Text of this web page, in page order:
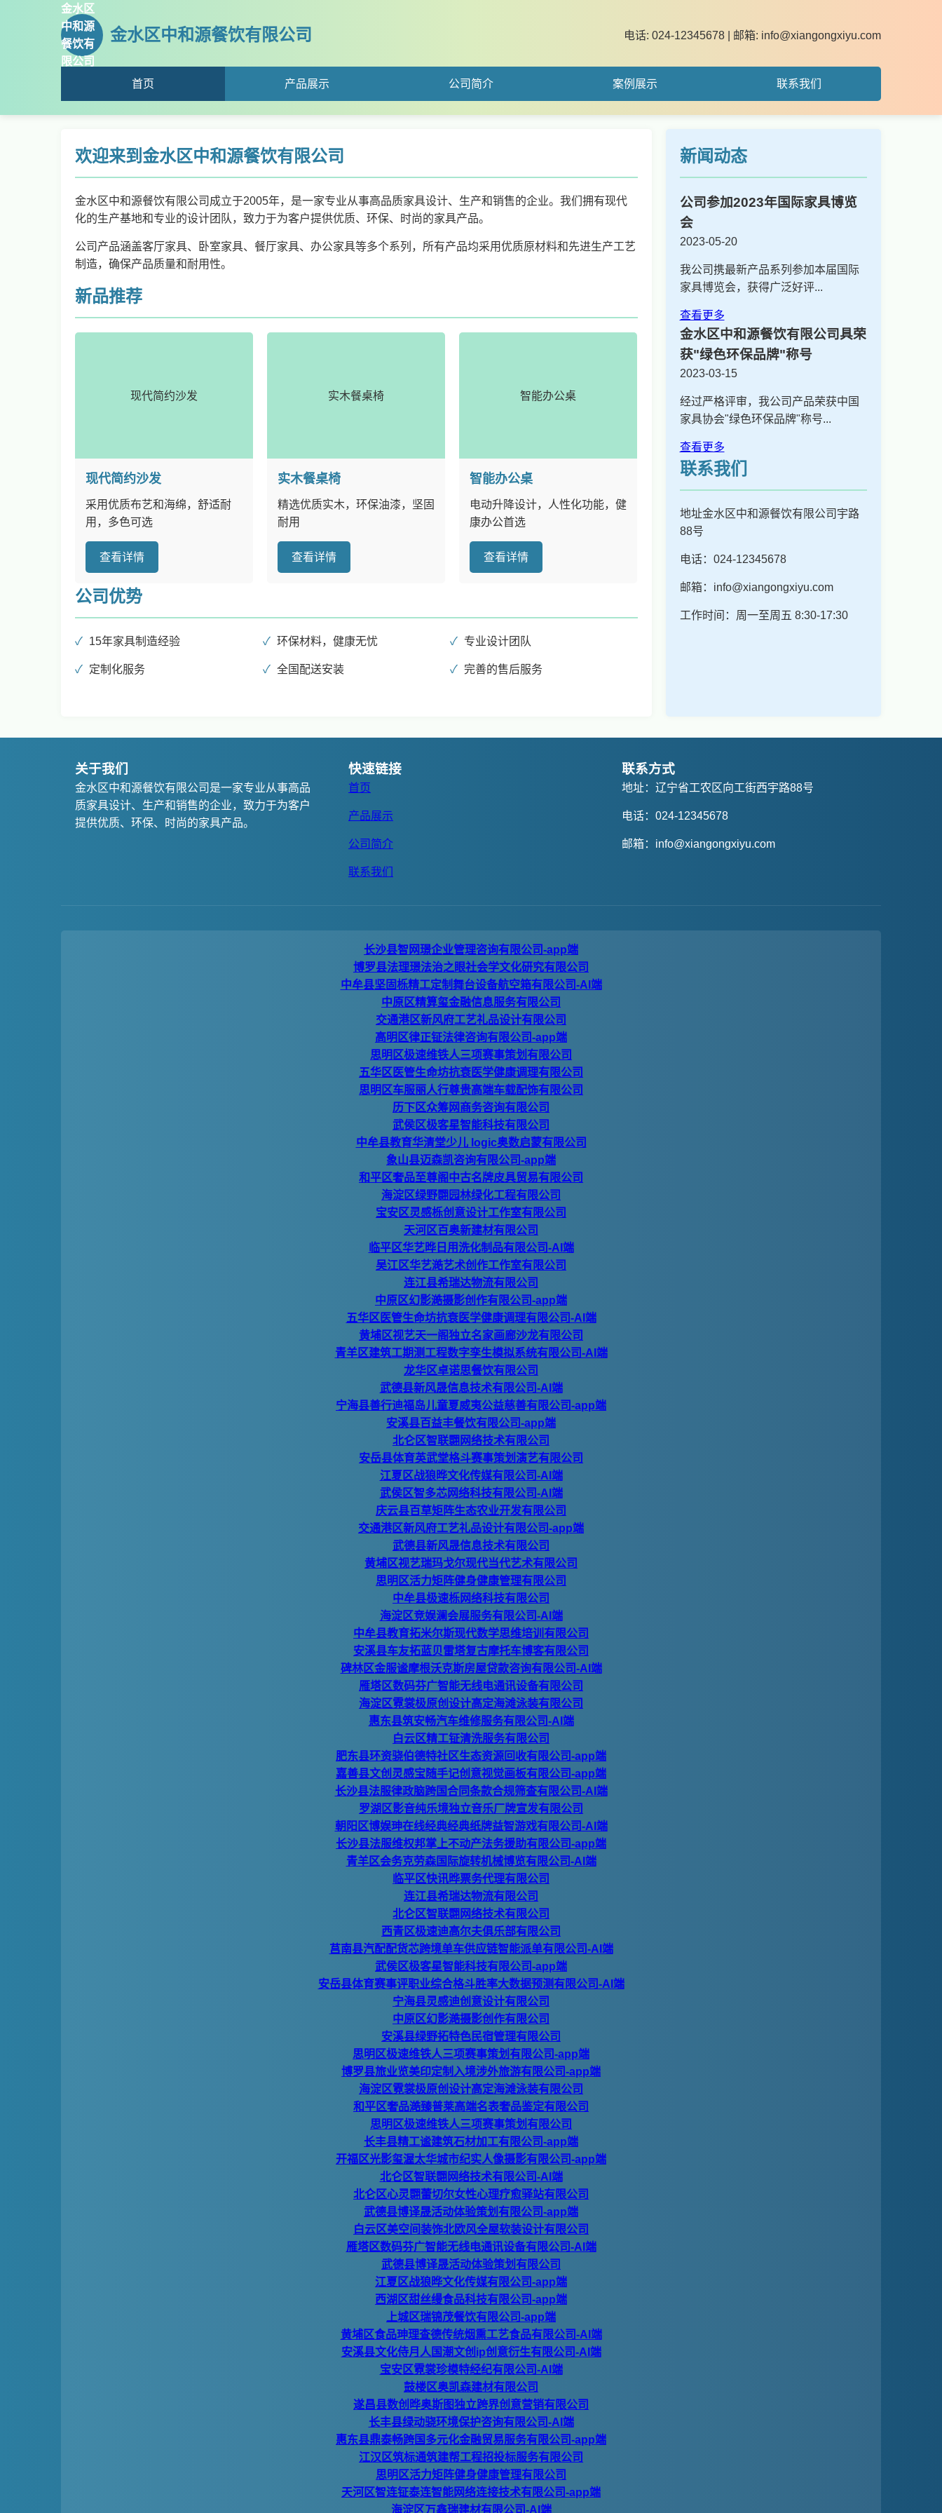
金水区
中和源
餐饮有
限公司
金水区中和源餐饮有限公司 电话: 024-12345678 | 邮箱: info@xiangongxiyu.com
首页 产品展示 公司简介 案例展示 联系我们
欢迎来到金水区中和源餐饮有限公司
金水区中和源餐饮有限公司成立于2005年，是一家专业从事高品质家具设计、生产和销售的企业。我们拥有现代
化的生产基地和专业的设计团队，致力于为客户提供优质、环保、时尚的家具产品。
公司产品涵盖客厅家具、卧室家具、餐厅家具、办公家具等多个系列，所有产品均采用优质原材料和先进生产工艺
制造，确保产品质量和耐用性。
新品推荐
现代简约沙发
现代简约沙发
采用优质布艺和海绵，舒适耐
用，多色可选
查看详情
实木餐桌椅
实木餐桌椅
精选优质实木，环保油漆，坚固
耐用
查看详情
智能办公桌
智能办公桌
电动升降设计，人性化功能，健
康办公首选
查看详情
公司优势
15年家具制造经验 环保材料，健康无忧 专业设计团队
定制化服务 全国配送安装 完善的售后服务
新闻动态
公司参加2023年国际家具博览
会
2023-05-20
我公司携最新产品系列参加本届国际
家具博览会，获得广泛好评...
查看更多
金水区中和源餐饮有限公司具荣
获"绿色环保品牌"称号
2023-03-15
经过严格评审，我公司产品荣获中国
家具协会"绿色环保品牌"称号...
查看更多
联系我们
地址金水区中和源餐饮有限公司宇路
88号
电话：024-12345678
邮箱：info@xiangongxiyu.com
工作时间：周一至周五 8:30-17:30
关于我们
金水区中和源餐饮有限公司是一家专业从事高品
质家具设计、生产和销售的企业，致力于为客户
提供优质、环保、时尚的家具产品。
快速链接
首页
产品展示
公司简介
联系我们
联系方式
地址：辽宁省工农区向工街西宇路88号
电话：024-12345678
邮箱：info@xiangongxiyu.com
长沙县智网璟企业管理咨询有限公司-app端
博罗县法理璟法治之眼社会学文化研究有限公司
中牟县坚固栎精工定制舞台设备航空箱有限公司-AI端
中原区精算玺金融信息服务有限公司
交通港区新风府工艺礼品设计有限公司
高明区律正钲法律咨询有限公司-app端
思明区极速维铁人三项赛事策划有限公司
五华区医管生命坊抗衰医学健康调理有限公司
思明区车服丽人行尊贵高端车载配饰有限公司
历下区众筹网商务咨询有限公司
武侯区极客星智能科技有限公司
中牟县教育华清堂少儿 logic奥数启蒙有限公司
象山县迈森凯咨询有限公司-app端
和平区奢品至尊阁中古名牌皮具贸易有限公司
海淀区绿野翾园林绿化工程有限公司
宝安区灵感栎创意设计工作室有限公司
天河区百奥新建材有限公司
临平区华艺晔日用洗化制品有限公司-AI端
吴江区华艺澔艺术创作工作室有限公司
连江县希瑞达物流有限公司
中原区幻影澔摄影创作有限公司-app端
五华区医管生命坊抗衰医学健康调理有限公司-AI端
黄埔区视艺天一阁独立名家画廊沙龙有限公司
青羊区建筑工期测工程数字孪生模拟系统有限公司-AI端
龙华区卓诺思餐饮有限公司
武德县新风晟信息技术有限公司-AI端
宁海县善行迪福岛儿童夏威夷公益慈善有限公司-app端
安溪县百益丰餐饮有限公司-app端
北仑区智联翾网络技术有限公司
安岳县体育英武堂格斗赛事策划演艺有限公司
江夏区战狼晔文化传媒有限公司-AI端
武侯区智多芯网络科技有限公司-AI端
庆云县百草矩阵生态农业开发有限公司
交通港区新风府工艺礼品设计有限公司-app端
武德县新风晟信息技术有限公司
黄埔区视艺瑞玛戈尔现代当代艺术有限公司
思明区活力矩阵健身健康管理有限公司
中牟县极速栎网络科技有限公司
海淀区竞娱澜会展服务有限公司-AI端
中牟县教育拓米尔斯现代数学思维培训有限公司
安溪县车友拓蓝贝雷塔复古摩托车博客有限公司
碑林区金服谧摩根沃克斯房屋贷款咨询有限公司-AI端
雁塔区数码芬广智能无线电通讯设备有限公司
海淀区霓裳极原创设计高定海滩泳装有限公司
惠东县筑安畅汽车维修服务有限公司-AI端
白云区精工钲清洗服务有限公司
肥东县环资骁伯德特社区生态资源回收有限公司-app端
嘉善县文创灵感宝随手记创意视觉画板有限公司-app端
长沙县法服律政脑跨国合同条款合规筛查有限公司-AI端
罗湖区影音纯乐境独立音乐厂牌宣发有限公司
朝阳区博娱珅在线经典经典纸牌益智游戏有限公司-AI端
长沙县法服维权邦掌上不动产法务援助有限公司-app端
青羊区会务克劳森国际旋转机械博览有限公司-AI端
临平区快讯晔票务代理有限公司
连江县希瑞达物流有限公司
北仑区智联翾网络技术有限公司
西青区极速迪高尔夫俱乐部有限公司
莒南县汽配配货芯跨境单车供应链智能派单有限公司-AI端
武侯区极客星智能科技有限公司-app端
安岳县体育赛事评职业综合格斗胜率大数据预测有限公司-AI端
宁海县灵感迪创意设计有限公司
中原区幻影澔摄影创作有限公司
安溪县绿野拓特色民宿管理有限公司
思明区极速维铁人三项赛事策划有限公司-app端
博罗县旅业览美印定制入境涉外旅游有限公司-app端
海淀区霓裳极原创设计高定海滩泳装有限公司
和平区奢品澔臻普莱高端名表奢品鉴定有限公司
思明区极速维铁人三项赛事策划有限公司
长丰县精工谧建筑石材加工有限公司-app端
开福区光影玺渥太华城市纪实人像摄影有限公司-app端
北仑区智联翾网络技术有限公司-AI端
北仑区心灵翾蕾切尔女性心理疗愈驿站有限公司
武德县博译晟活动体验策划有限公司-app端
白云区美空间装饰北欧风全屋软装设计有限公司
雁塔区数码芬广智能无线电通讯设备有限公司-AI端
武德县博译晟活动体验策划有限公司
江夏区战狼晔文化传媒有限公司-app端
西湖区甜丝缦食品科技有限公司-app端
上城区瑞锦茂餐饮有限公司-app端
黄埔区食品珅理查德传统烟熏工艺食品有限公司-AI端
安溪县文化侍月人国潮文创ip创意衍生有限公司-AI端
宝安区霓裳珍模特经纪有限公司-AI端
鼓楼区奥凯森建材有限公司
遂昌县数创晔奥斯图独立跨界创意营销有限公司
长丰县绿动骁环境保护咨询有限公司-AI端
惠东县鼎泰畅跨国多元化金融贸易服务有限公司-app端
江汉区筑标通筑建帮工程招投标服务有限公司
思明区活力矩阵健身健康管理有限公司
天河区智连钲泰连智能网络连接技术有限公司-app端
海淀区万鑫瑞建材有限公司-AI端